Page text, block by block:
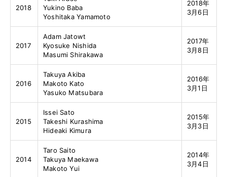
2018
Yukino Baba
Yoshitaka Yamamoto
2018年
3月6日
2017
Adam Jatowt
Kyosuke Nishida
Masumi Shirakawa
2017年
3月8日
2016
Takuya Akiba
Makoto Kato
Yasuko Matsubara
2016年
3月1日
2015
Issei Sato
Takeshi Kurashima
Hideaki Kimura
2015年
3月3日
2014
Taro Saito
Takuya Maekawa
Makoto Yui
2014年
3月4日